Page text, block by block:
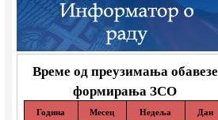
Време од преузимања обавезе
формирања ЗСО
Година Месец Недеља Дан